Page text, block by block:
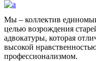
Мы – коллектив
целью возрождения
адвокатуры, которая
высокой
профессионализмом.